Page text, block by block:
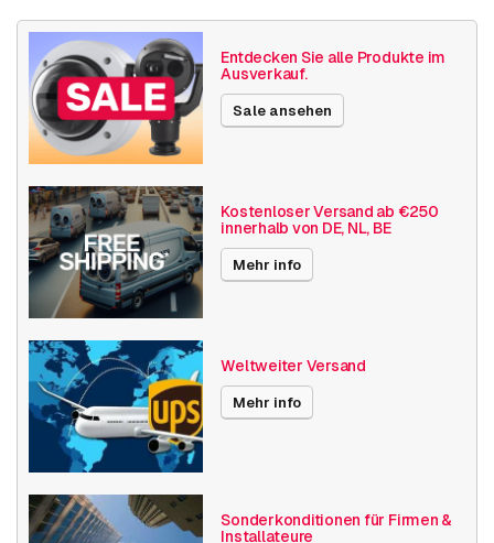
Veröffentlichungsdatum
Entdecken Sie alle Produkte im
Ausverkauf.
Sale ansehen
Kostenloser Versand ab €250
innerhalb von DE, NL, BE
Mehr info
Weltweiter Versand
Mehr info
Sonderkonditionen für Firmen &
Installateure